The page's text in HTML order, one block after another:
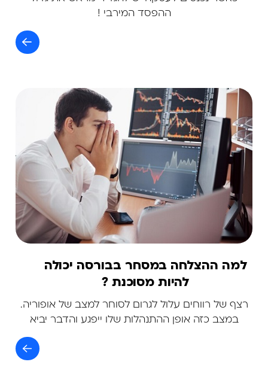
ההפסד המירבי !
למה ההצלחה במסחר בבורסה יכולה
להיות מסוכנת ?
רצף של רווחים עלול לגרום לסוחר למצב של אופוריה.
במצב כזה אופן ההתנהלות שלו ייפגע והדבר יביא